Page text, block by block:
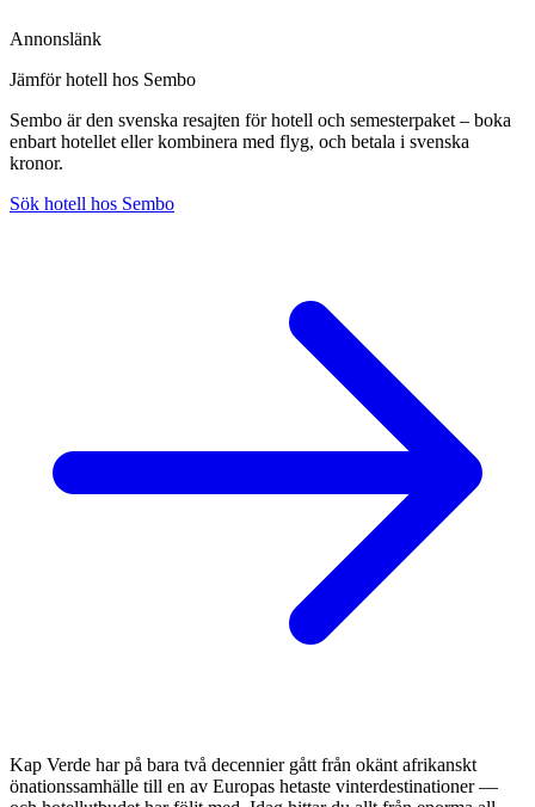
Annonslänk
Jämför hotell hos Sembo
Sembo är den svenska resajten för hotell och semesterpaket – boka
enbart hotellet eller kombinera med flyg, och betala i svenska
kronor.
Sök hotell hos Sembo
Kap Verde har på bara två decennier gått från okänt afrikanskt
önationssamhälle till en av Europas hetaste vinterdestinationer —